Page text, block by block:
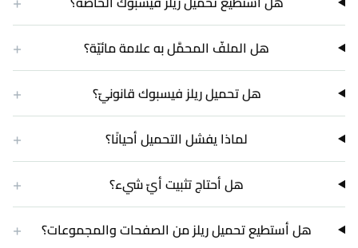
هل الملفّ المحمَّل به علامة مائيّة؟ +
هل تحميل ريلز فيسبوك قانونيّ؟ +
لماذا يفشل التحميل أحيانًا؟ +
هل أحتاج تثبيت أيّ شيء؟ +
هل أستطيع تحميل ريلز من الصفحات والمجموعات؟ +